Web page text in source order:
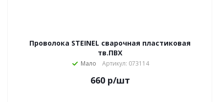
Проволока STEINEL сварочная пластиковая
тв.ПВХ
Мало Артикул: 073114
660р/шт